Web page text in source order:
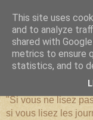
"Si vous ne lisez
si vous lisez les
This site uses
and to analyze
shared with
metrics to ensure
statistics, and to